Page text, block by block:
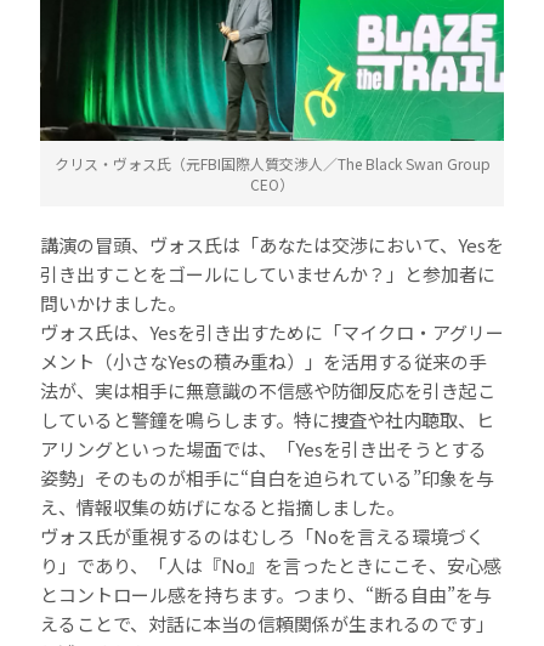
クリス・ヴォス氏（元FBI国際人質交渉人／The Black Swan Group
CEO）
講演の冒頭、ヴォス氏は「あなたは交渉において、Yesを
引き出すことをゴールにしていませんか？」と参加者に
問いかけました。
ヴォス氏は、Yesを引き出すために「マイクロ・アグリー
メント（小さなYesの積み重ね）」を活用する従来の手
法が、実は相手に無意識の不信感や防御反応を引き起こ
していると警鐘を鳴らします。特に捜査や社内聴取、ヒ
アリングといった場面では、「Yesを引き出そうとする
姿勢」そのものが相手に“自白を迫られている”印象を与
え、情報収集の妨げになると指摘しました。
ヴォス氏が重視するのはむしろ「Noを言える環境づく
り」であり、「人は『No』を言ったときにこそ、安心感
とコントロール感を持ちます。つまり、“断る自由”を与
えることで、対話に本当の信頼関係が生まれるのです」